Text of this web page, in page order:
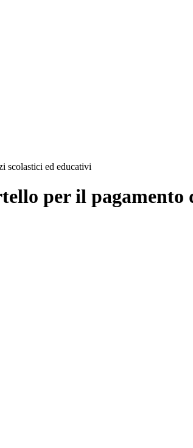
scolastici ed educativi
per il pagamento